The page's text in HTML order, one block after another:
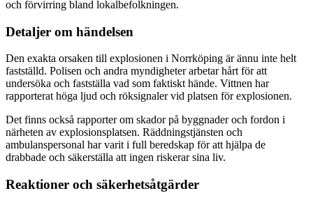
och förvirring bland lokalbefolkningen.
Detaljer om händelsen
Den exakta orsaken till explosionen i Norrköping är ännu inte helt
fastställd. Polisen och andra myndigheter arbetar hårt för att
undersöka och fastställa vad som faktiskt hände. Vittnen har
rapporterat höga ljud och röksignaler vid platsen för explosionen.
Det finns också rapporter om skador på byggnader och fordon i
närheten av explosionsplatsen. Räddningstjänsten och
ambulanspersonal har varit i full beredskap för att hjälpa de
drabbade och säkerställa att ingen riskerar sina liv.
Reaktioner och säkerhetsåtgärder